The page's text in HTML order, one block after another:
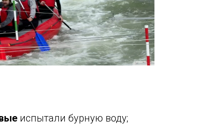
испытали бурную воду;